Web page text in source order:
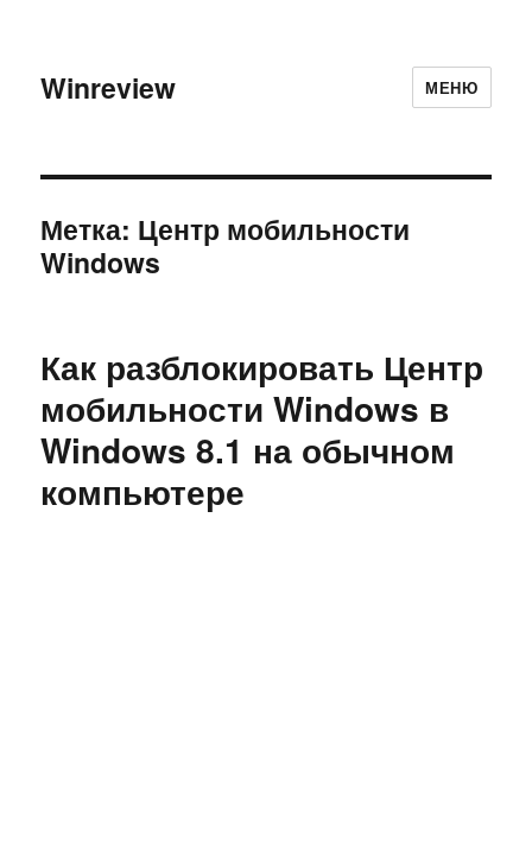
Winreview МЕНЮ
Метка: Центр мобильности
Windows
Как разблокировать Центр
мобильности Windows в
Windows 8.1 на обычном
компьютере